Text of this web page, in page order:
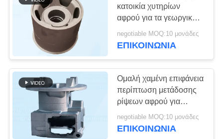
ΠΕΡΊΠΟΥ
ΕΜΕΊΣ
ΓΎΡΟΣ
ΕΡΓΟΣΤΑΣΊΩΝ
ΠΟΙΟΤΙΚΌΣ
ΈΛΕΓΧΟΣ
κατοικία χυτηρίων
αφρού για τα γεωργικά
μηχανήματα
negotiable MOQ:10 μονάδες
ΕΠΙΚΟΙΝΩΝΊΑ
Ομαλή χαμένη επιφάνεια
περίπτωση μετάδοσης
ρίψεων αφρού για
Forklift το φορτηγό
negotiable MOQ:10 μονάδες
ΕΠΙΚΟΙΝΩΝΊΑ